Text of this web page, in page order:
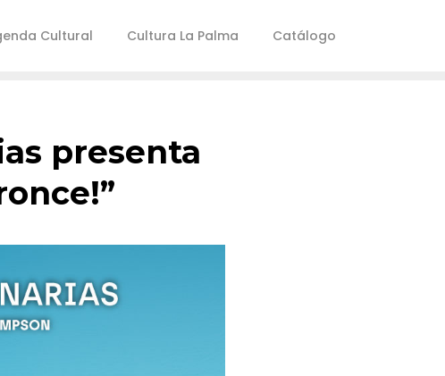
Cultural Cultura La Palma Catálogo
presenta